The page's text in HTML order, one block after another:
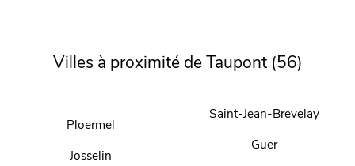
Villes à proximité de Taupont (56)
Ploermel
Josselin
Saint-Jean-Brevelay
Guer